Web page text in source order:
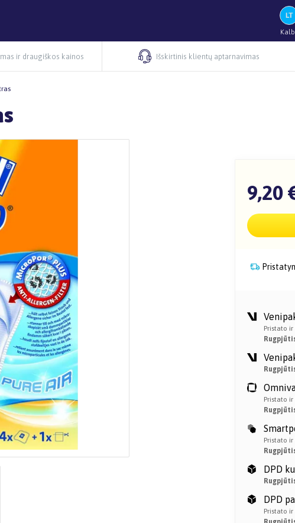
ir draugiškos kainos Išskirtinis klientų aptarnavimas
9,20
Pristato ir
Pristato ir
Pristato ir
DPD
DPD
Pristato ir